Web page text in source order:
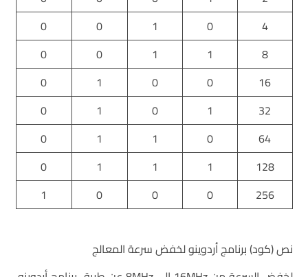
4
0
1
0
0
8
1
1
0
0
16
0
0
1
0
32
1
0
1
0
64
0
1
1
0
128
1
1
1
0
256
0
0
0
1
نص (كود) برنامج أردوينو لخفض سرعة المعالج